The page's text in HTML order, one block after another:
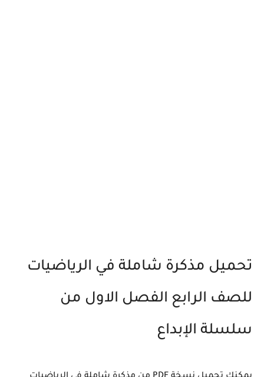
تحميل مذكرة شاملة في الرياضيات
للصف الرابع الفصل الاول من
سلسلة الإبداع